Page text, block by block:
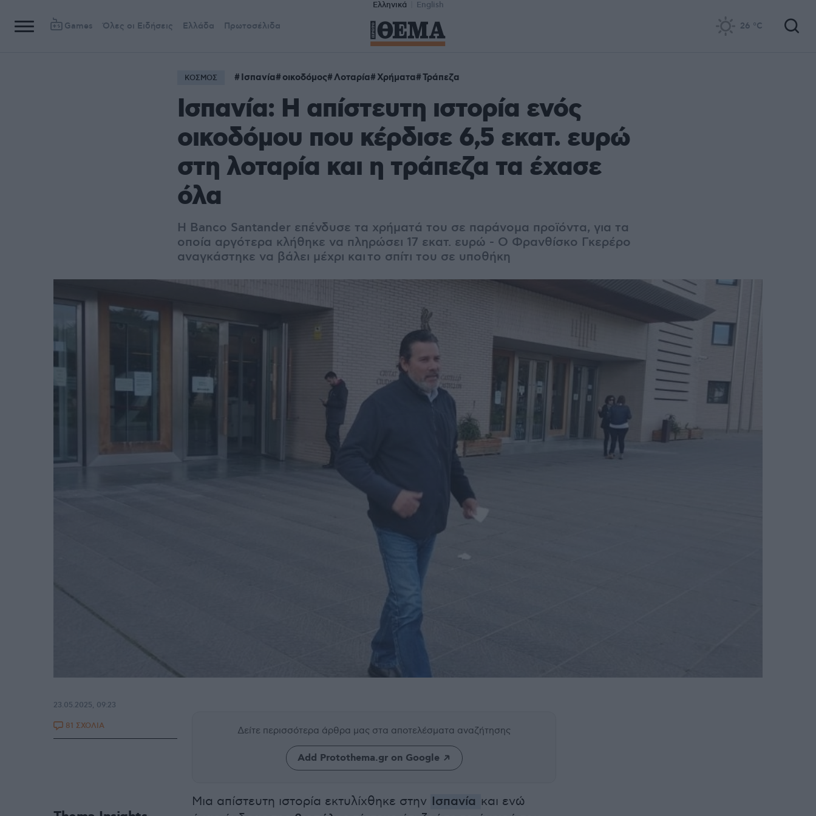
Ελληνικά English
Games Όλες οι Ειδήσεις Ελλάδα Πρωτοσέλιδα 26 °C
ΚΟΣΜΟΣ Ισπανία οικοδόμος Λοταρία Χρήματα Τράπεζα
Ισπανία: Η απίστευτη ιστορία ενός
οικοδόμου που κέρδισε 6,5 εκατ. ευρώ
στη λοταρία και η τράπεζα τα έχασε
όλα
Η Banco Santander επένδυσε τα χρήματά του σε παράνομα προϊόντα, για τα
οποία αργότερα κλήθηκε να πληρώσει 17 εκατ. ευρώ - Ο Φρανθίσκο Γκερέρο
αναγκάστηκε να βάλει μέχρι και το σπίτι του σε υποθήκη
Δείτε περισσότερα άρθρα μας στα αποτελέσματα αναζήτησης
Add Protothema.gr on Google
Μια απίστευτη ιστορία εκτυλίχθηκε στην Ισπανία και ενώ
23.05.2025, 09:23
81 ΣΧΟΛΙΑ